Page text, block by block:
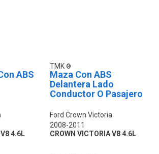
ABS
4.6L
TMK
Maza Con ABS
Delantera Lado
Conductor O Pasajero
Ford Crown Victoria
2008-2011
CROWN VICTORIA V8 4.6L